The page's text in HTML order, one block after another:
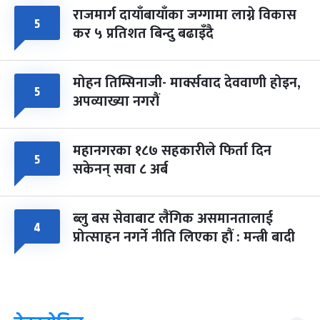
५ राजमार्ग दायाँबायाँका जग्गामा लाग्ने विकास
कर ५ प्रतिशत बिन्दु बढाइँदै
५ मोहन तिम्सिनाजी- मार्क्सवाद देववाणी होइन,
अपव्याख्या नगरौं
५ महानगरका १८७ सहकारीले फिर्ता दिन
सकेनन् सवा ८ अर्ब
४ ब्लु बस सेवाबाट लैंगिक असमानतालाई
प्रोत्साहन नगर्ने नीति लिएका हौं : मन्त्री बादी